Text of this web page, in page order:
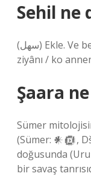
Sehil ne
(ﺳﻬﻞ) Ekle. Ve ben. (Ar. Sehl) Kolay: Sehl imiyş sûd u
ziyânı / ko
Şaara
Sümer
(Sümer: 𒀭𒁈,
doğusunda
bir savaş